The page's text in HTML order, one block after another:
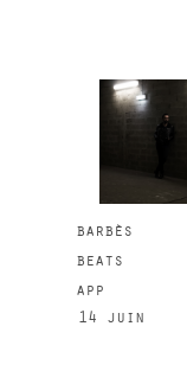
barbès
beats
app
14 juin